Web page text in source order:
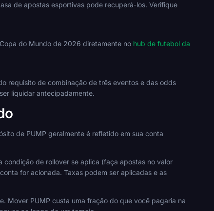
de apostas esportivas pode recuperá-los. Verifique
do Mundo de 2026 diretamente no hub de futebol da
requisito de combinação de três eventos e das odds
liquidar antecipadamente.
de PUMP geralmente é refletido em sua conta
condição de rollover se aplica (faça apostas no valor
for acionada. Taxas podem ser aplicadas e as
Mover PUMP custa uma fração do que você pagaria na